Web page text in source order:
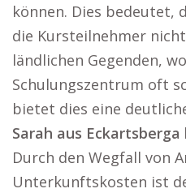
können. Dies bedeutet,
die Kursteilnehmer
ländlichen Gegenden,
Schulungszentrum oft
bietet dies eine
Sarah aus
Durch den Wegfall von
Unterkunftskosten ist